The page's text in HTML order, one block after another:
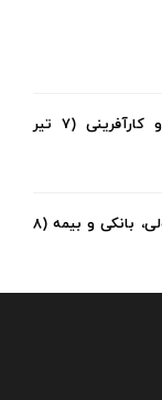
صورتجلسه کمیسیون نوآوری و کارآفرینی (7 تیر
صورتجلسه کمیسیون تجارت، پولی، بانکی و بیمه (8